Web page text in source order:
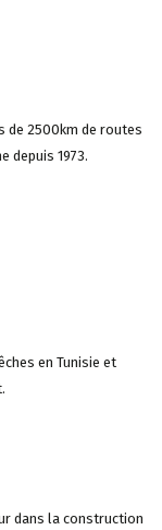
de 2500km de routes
depuis 1973.
en Tunisie et
dans la construction